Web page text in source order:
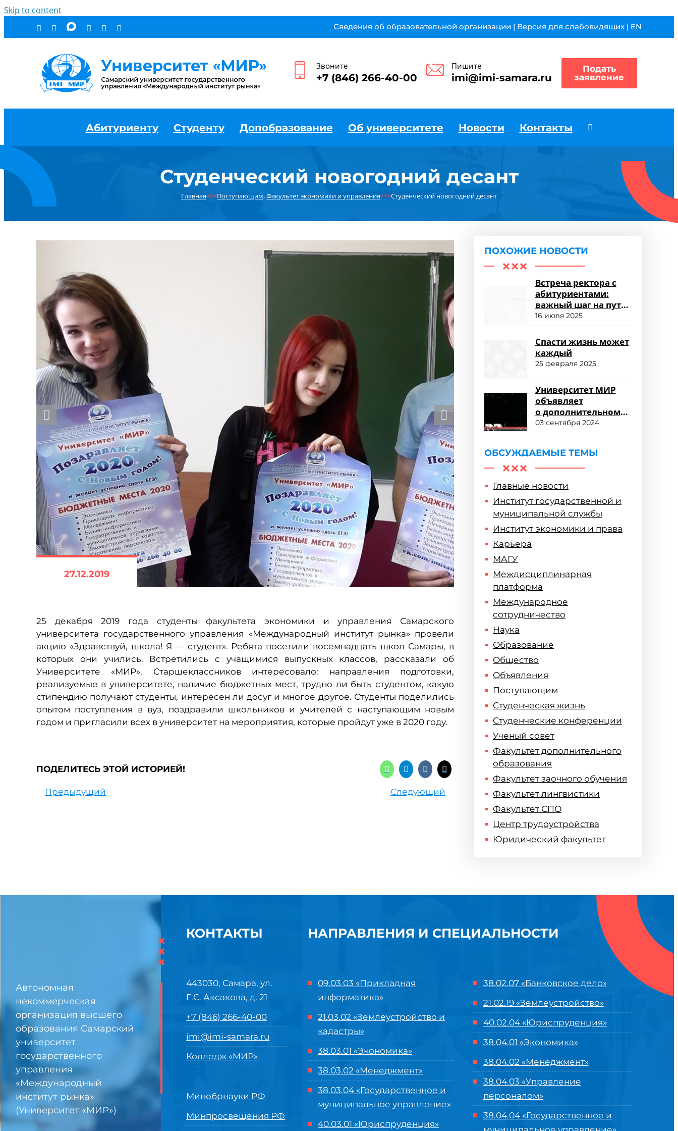
Skip to content
Сведения об образовательной организации | Версия для слабовидящих | EN
Звоните
+7 (846) 266-40-00
Пишите
imi@imi-samara.ru
Подать
заявление
Абитуриенту Студенту Допобразование Об университете Новости Контакты
Студенческий новогодний десант
Главная×××Поступающим,Факультет экономики и управления×××Студенческий новогодний десант
27.12.2019
25 декабря 2019 года студенты факультета экономики и управления Самарского
университета государственного управления «Международный институт рынка» провели
акцию «Здравствуй, школа! Я — студент». Ребята посетили восемнадцать школ Самары, в
которых они учились. Встретились с учащимися выпускных классов, рассказали об
Университете «МИР». Старшеклассников интересовало: направления подготовки,
реализуемые в университете, наличие бюджетных мест, трудно ли быть студентом, какую
стипендию получают студенты, интересен ли досуг и многое другое. Студенты поделились
опытом поступления в вуз, поздравили школьников и учителей с наступающим новым
годом и пригласили всех в университет на мероприятия, которые пройдут уже в 2020 году.
ПОДЕЛИТЕСЬ ЭТОЙ ИСТОРИЕЙ!
Предыдущий Следующий
ПОХОЖИЕ НОВОСТИ
Встреча ректора с
абитуриентами:
важный шаг на пути
к успешному
зачислению
16 июля 2025
Спасти жизнь может
каждый
25 февраля 2025
Университет МИР
объявляет
о дополнительном
наборе
03 сентября 2024
ОБСУЖДАЕМЫЕ ТЕМЫ
Главные новости
Институт государственной и
муниципальной службы
Институт экономики и права
Карьера
МАГУ
Междисциплинарная
платформа
Международное
сотрудничество
Наука
Образование
Общество
Объявления
Поступающим
Студенческая жизнь
Студенческие конференции
Ученый совет
Факультет дополнительного
образования
Факультет заочного обучения
Факультет лингвистики
Факультет СПО
Центр трудоустройства
Юридический факультет
Автономная
некоммерческая
организация высшего
образования Самарский
университет
государственного
управления
«Международный
институт рынка»
(Университет «МИР»)
×
×
×
КОНТАКТЫ
443030, Самара, ул.
Г.С. Аксакова, д. 21
+7 (846) 266-40-00
imi@imi-samara.ru
Колледж «МИР»
Минобрнауки РФ
Минпросвещения РФ
НАПРАВЛЕНИЯ И СПЕЦИАЛЬНОСТИ
09.03.03 «Прикладная
информатика»
21.03.02 «Землеустройство и
кадастры»
38.03.01 «Экономика»
38.03.02 «Менеджмент»
38.03.04 «Государственное и
муниципальное управление»
40.03.01 «Юриспруденция»
38.02.07 «Банковское дело»
21.02.19 «Землеустройство»
40.02.04 «Юриспруденция»
38.04.01 «Экономика»
38.04.02 «Менеджмент»
38.04.03 «Управление
персоналом»
38.04.04 «Государственное и